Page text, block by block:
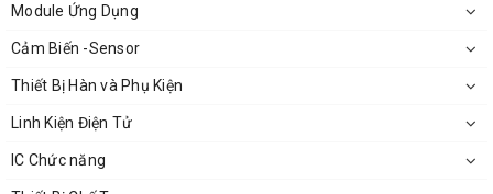
Module Ứng Dụng
Cảm Biến -Sensor
Thiết Bị Hàn và Phụ Kiện
Linh Kiện Điện Tử
IC Chức năng